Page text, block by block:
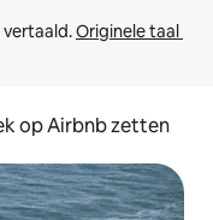
Originele taal
op Airbnb zetten